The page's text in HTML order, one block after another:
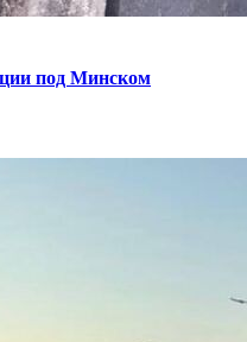
под Минском